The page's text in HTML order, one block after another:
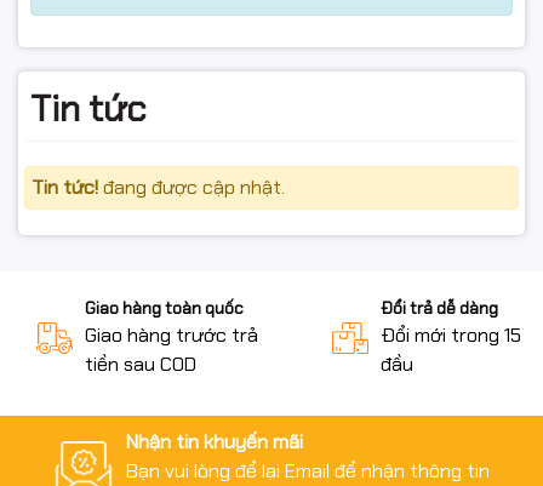
Tin tức
Tin tức!đang được cập nhật.
Giao hàng toàn quốc
Giao hàng trước trả
tiền sau COD
Đổi trả dễ dàng
Đổi mới trong 15
đầu
Nhận tin khuyến mãi
Bạn vui lòng để lại Email để nhận thông tin